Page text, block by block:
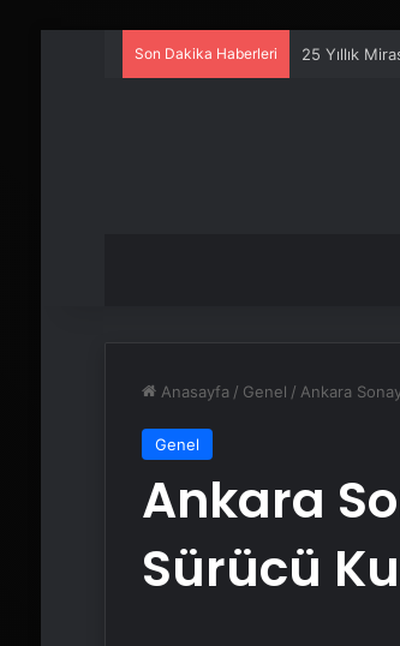
Son Dakika Haberleri 25 Yıllık
Anasayfa / Genel / Ankara
Genel
Ankara
Sürücü